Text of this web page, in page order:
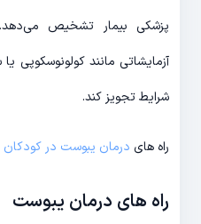
پزشکی بیمار تشخیص
آزمایشاتی مانند کولونوسکوپی
شرایط تجویز کند.
راه های درمان یبوست در کودکان
راه های درمان یبوست